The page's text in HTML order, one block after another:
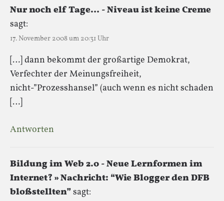
Nur noch elf Tage… - Niveau ist keine Creme
sagt:
17. November 2008 um 20:31 Uhr
[…] dann bekommt der großartige Demokrat,
Verfechter der Meinungsfreiheit,
nicht-”Prozesshansel” (auch wenn es nicht schaden
[…]
Antworten
Bildung im Web 2.0 - Neue Lernformen im
Internet? » Nachricht: “Wie Blogger den DFB
bloßstellten”sagt: